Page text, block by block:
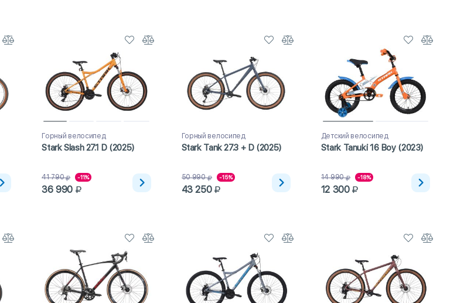
Горный велосипед
Stark Slash 27.1 D (2025)
41 790 -11%
36 990
Горный велосипед
Stark Tank 27.3 + D (2025)
50 990 -15%
43 250
Детский велосипед
Stark Tanuki 16 Boy (2023)
14 990 -18%
12 300